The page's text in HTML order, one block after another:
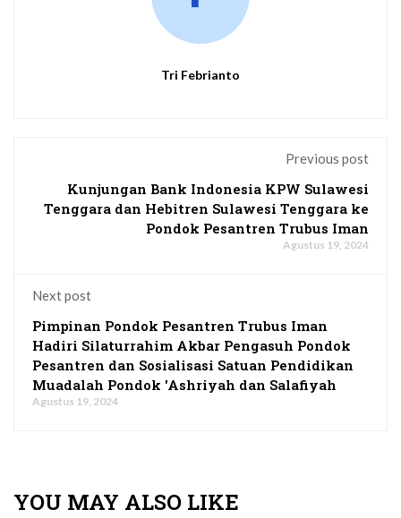
Tri Febrianto
Previous post
Kunjungan Bank Indonesia KPW Sulawesi
Tenggara dan Hebitren Sulawesi Tenggara ke
Pondok Pesantren Trubus Iman
Agustus 19, 2024
Next post
Pimpinan Pondok Pesantren Trubus Iman
Hadiri Silaturrahim Akbar Pengasuh Pondok
Pesantren dan Sosialisasi Satuan Pendidikan
Muadalah Pondok 'Ashriyah dan Salafiyah
Agustus 19, 2024
YOU MAY ALSO LIKE